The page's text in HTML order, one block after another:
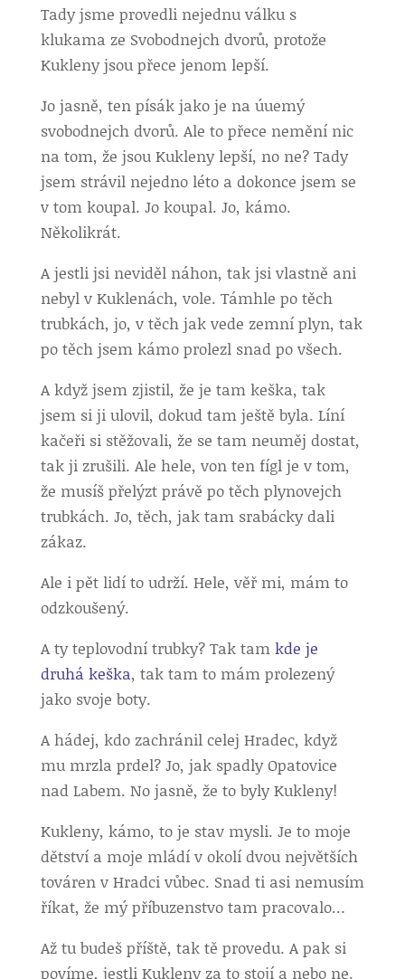
Tady jsme provedli nejednu válku s
klukama ze Svobodnejch dvorů, protože
Kukleny jsou přece jenom lepší.
Jo jasně, ten písák jako je na úuemý
svobodnejch dvorů. Ale to přece nemění nic
na tom, že jsou Kukleny lepší, no ne? Tady
jsem strávil nejedno léto a dokonce jsem se
v tom koupal. Jo koupal. Jo, kámo.
Několikrát.
A jestli jsi neviděl náhon, tak jsi vlastně ani
nebyl v Kuklenách, vole. Támhle po těch
trubkách, jo, v těch jak vede zemní plyn, tak
po těch jsem kámo prolezl snad po všech.
A když jsem zjistil, že je tam keška, tak
jsem si ji ulovil, dokud tam ještě byla. Líní
kačeři si stěžovali, že se tam neuměj dostat,
tak ji zrušili. Ale hele, von ten fígl je v tom,
že musíš přelýzt právě po těch plynovejch
trubkách. Jo, těch, jak tam srabácky dali
zákaz.
Ale i pět lidí to udrží. Hele, věř mi, mám to
odzkoušený.
A ty teplovodní trubky? Tak tam kde je
druhá keška, tak tam to mám prolezený
jako svoje boty.
A hádej, kdo zachránil celej Hradec, když
mu mrzla prdel? Jo, jak spadly Opatovice
nad Labem. No jasně, že to byly Kukleny!
Kukleny, kámo, to je stav mysli. Je to moje
dětství a moje mládí v okolí dvou největších
továren v Hradci vůbec. Snad ti asi nemusím
říkat, že mý příbuzenstvo tam pracovalo…
Až tu budeš příště, tak tě provedu. A pak si
povíme, jestli Kukleny za to stojí a nebo ne.